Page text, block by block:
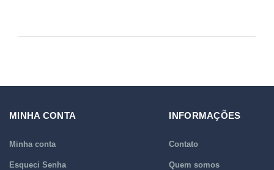
MINHA CONTA
Minha conta
Esqueci Senha
INFORMAÇÕES
Contato
Quem somos